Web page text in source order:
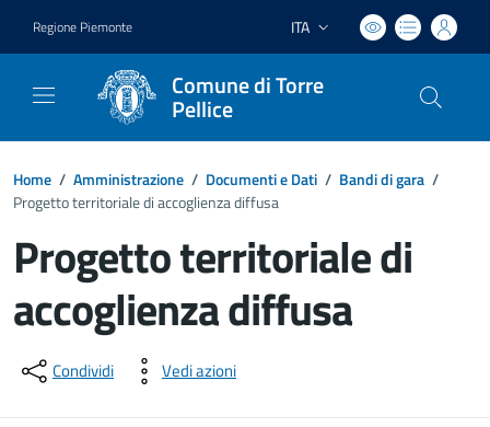
Regione Piemonte Lingua attiva:
ITA
Comune di Torre
Pellice
Home / Amministrazione / Documenti e Dati / Bandi di gara /
Progetto territoriale di accoglienza diffusa
Progetto territoriale di
accoglienza diffusa
Dettagli del documento
Condividi Vedi azioni